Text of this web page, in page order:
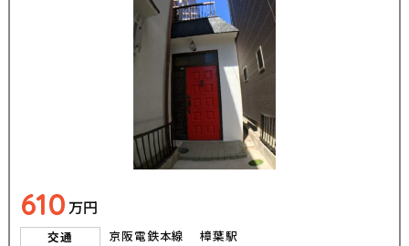
610 万円
交通
京阪電鉄本線 樟葉駅